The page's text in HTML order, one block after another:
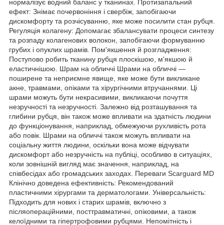
нормалізує водний баланс у тканинах. Протизапальний
ефект: Знімає почервоніння і свербіж, запобігаючи
дискомфорту та розчісуванню, яке може посилити стан рубця.
Регуляція колагену: Допомагає збалансувати процеси синтезу
та розпаду колагенових волокон, запобігаючи формуванню
грубих і опуклих шрамів. Пом'якшення й розгладження:
Поступово робить тканину рубця плоскішою, м'якшою й
еластичнішою. Шрам на обличчі Шрами на обличчі —
поширене та неприємне явище, яке може бути викликане
акне, травмами, опіками та хірургічними втручаннями. Ці
шрами можуть бути некрасивими, викликаючи почуття
незручності та незручності. Залежно від розташування та
глибини рубця, він також може впливати на здатність людини
до функціонування, наприклад, обмежуючи рухливість рота
або повік. Шрами на обличчі також можуть впливати на
соціальну життя людини, оскільки вона може відчувати
дискомфорт або незручність на публіці, особливо в ситуаціях,
коли зовнішній вигляд має значення, наприклад, на
співбесідах або громадських заходах. Переваги Scarguard MD
Клінічно доведена ефективність: Рекомендований
пластичними хірургами та дерматологами. Універсальність:
Підходить для нових і старих шрамів, включно з
післяопераційними, посттравматичні, опіковими, а також
келоїдними та гіпертрофовими рубцями. Непомітність і